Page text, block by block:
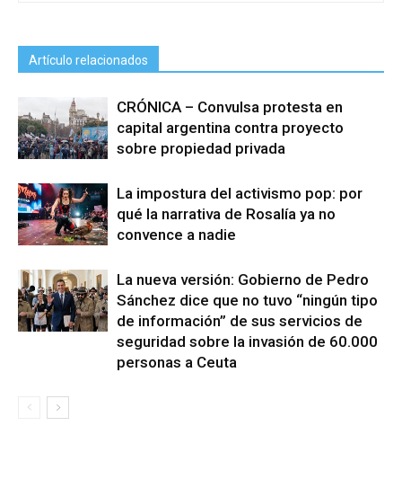
Artículo relacionados
CRÓNICA – Convulsa protesta en
capital argentina contra proyecto
sobre propiedad privada
La impostura del activismo pop: por
qué la narrativa de Rosalía ya no
convence a nadie
La nueva versión: Gobierno de Pedro
Sánchez dice que no tuvo “ningún tipo
de información” de sus servicios de
seguridad sobre la invasión de 60.000
personas a Ceuta